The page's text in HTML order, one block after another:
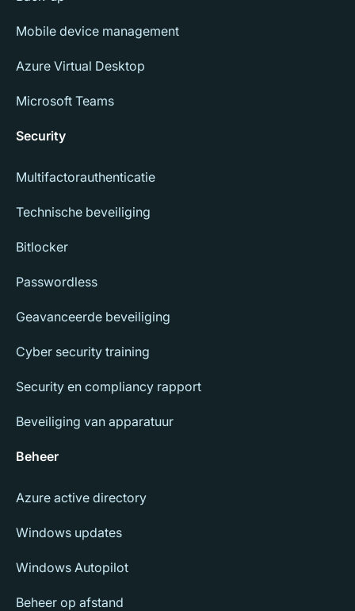
Mobile device management
Azure Virtual Desktop
Microsoft Teams
Security
Multifactorauthenticatie
Technische beveiliging
Bitlocker
Passwordless
Geavanceerde beveiliging
Cyber security training
Security en compliancy rapport
Beveiliging van apparatuur
Beheer
Azure active directory
Windows updates
Windows Autopilot
Beheer op afstand